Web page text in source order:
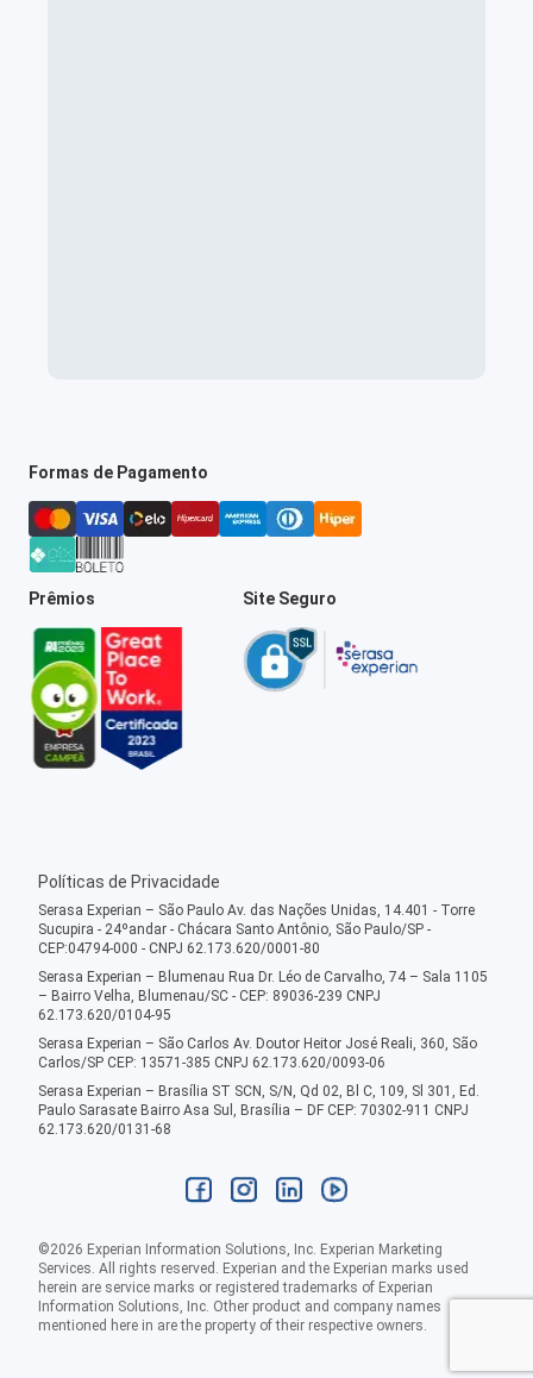
Formas de Pagamento
Prêmios Site Seguro
Políticas de Privacidade
Serasa Experian – São Paulo Av. das Nações Unidas, 14.401 - Torre
Sucupira - 24ºandar - Chácara Santo Antônio, São Paulo/SP -
CEP:04794-000 - CNPJ 62.173.620/0001-80
Serasa Experian – Blumenau Rua Dr. Léo de Carvalho, 74 – Sala 1105
– Bairro Velha, Blumenau/SC - CEP: 89036-239 CNPJ
62.173.620/0104-95
Serasa Experian – São Carlos Av. Doutor Heitor José Reali, 360, São
Carlos/SP CEP: 13571-385 CNPJ 62.173.620/0093-06
Serasa Experian – Brasília ST SCN, S/N, Qd 02, Bl C, 109, Sl 301, Ed.
Paulo Sarasate Bairro Asa Sul, Brasília – DF CEP: 70302-911 CNPJ
62.173.620/0131-68
©2026 Experian Information Solutions, Inc. Experian Marketing
Services. All rights reserved. Experian and the Experian marks used
herein are service marks or registered trademarks of Experian
Information Solutions, Inc. Other product and company names
mentioned here in are the property of their respective owners.